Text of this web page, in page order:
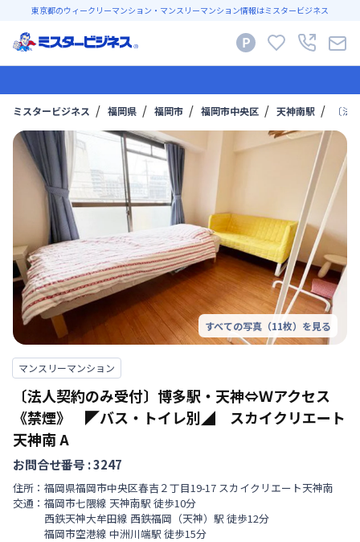
東京都のウィークリーマンション・マンスリーマンション情報はミスタービジネス
ミスタービジネス 福岡県 福岡市 福岡市中央区 天神南駅 〔
すべての写真（11枚）を見る
マンスリーマンション
〔法人契約のみ受付〕博多駅・天神⇔Ｗアクセス
《禁煙》 ◤バス・トイレ別◢ スカイクリエート
天神南A
お問合せ番号 :3247
住所： 福岡県福岡市中央区春吉 ２丁目19-17 スカイクリエート天神南
交通： 福岡市七隈線 天神南駅 徒歩10分
西鉄天神大牟田線 西鉄福岡（天神）駅 徒歩12分
福岡市空港線 中洲川端駅 徒歩15分